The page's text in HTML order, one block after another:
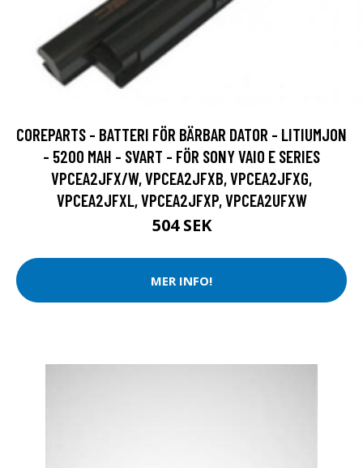
COREPARTS - BATTERI FÖR BÄRBAR DATOR - LITIUMJON
- 5200 MAH - SVART - FÖR SONY VAIO E SERIES
VPCEA2JFX/W, VPCEA2JFXB, VPCEA2JFXG,
VPCEA2JFXL, VPCEA2JFXP, VPCEA2UFXW
504 SEK
MER INFO!